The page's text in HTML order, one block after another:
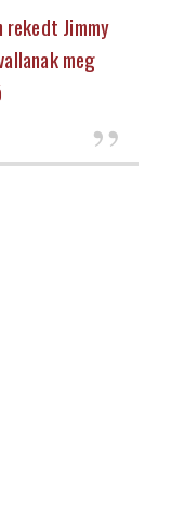
rekedt Jimmy
meg